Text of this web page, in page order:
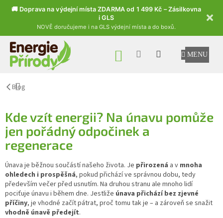
🚚 Doprava na výdejní místa ZDARMA od 1 499 Kč – Zásilkovna
i GLS
NOVĚ doručujeme i na GLS výdejní místa a do boxů.
Přejít na obsah
NÁKUPNÍ KOŠÍK
Blog
Kde vzít energii? Na únavu pomůže
jen pořádný odpočinek a
regenerace
Únava je běžnou součástí našeho života. Je přirozená a v mnoha
ohledech i prospěšná, pokud přichází ve správnou dobu, tedy
především večer před usnutím. Na druhou stranu ale mnoho lidí
pociťuje únavu i během dne. Jestliže únava přichází bez zjevné
příčiny, je vhodné začít pátrat, proč tomu tak je – a zároveň se snažit
vhodně únavě předejít.